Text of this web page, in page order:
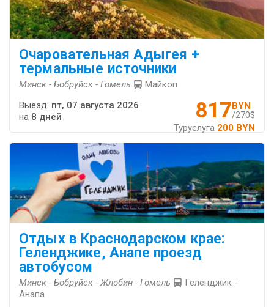
Очаровательная Адыгея +
термальные источники
Минск - Бобруйск - Гомель Майкоп
817BYN
/270$
Туруслуга 200 BYN
Выезд: пт, 07 августа 2026
на 8 дней
Отдых в Краснодарском крае:
Геленджике, Анапе проезд
автобусом
Минск - Бобруйск - Жлобин - Гомель
Геленджик -
Анапа